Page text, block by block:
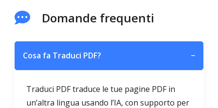
Domande frequenti
Cosa fa Traduci PDF? −
Traduci PDF traduce le tue pagine PDF in
un’altra lingua usando l’IA, con supporto per